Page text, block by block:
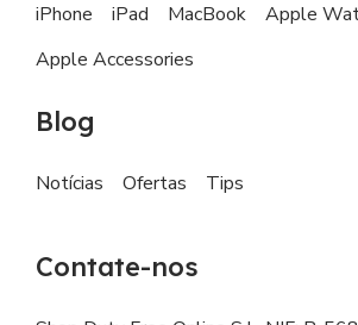
iPhone iPad MacBook
Apple
Apple Accessories
Blog
Notícias Ofertas Tips
Contate-nos